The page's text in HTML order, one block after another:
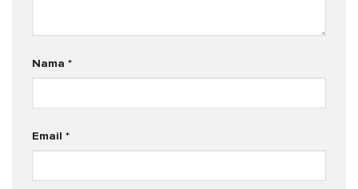
Nama *
Email *